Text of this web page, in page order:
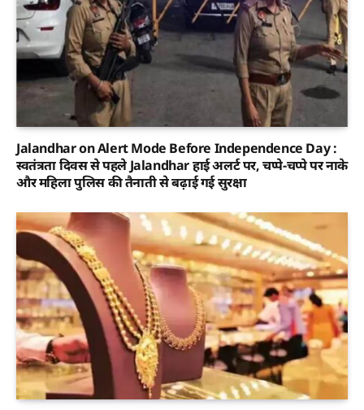
Jalandhar on Alert Mode Before Independence Day :
स्वतंत्रता दिवस से पहले Jalandhar हाई अलर्ट पर, चप्पे-चप्पे पर नाके
और महिला पुलिस की तैनाती से बढ़ाई गई सुरक्षा